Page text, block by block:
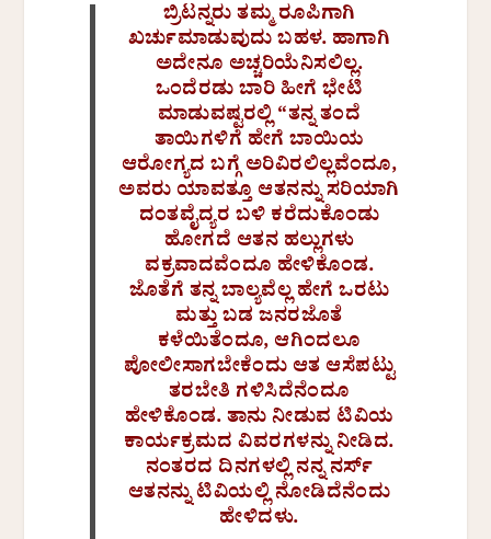
ಬ್ರಿಟನ್ನರು ತಮ್ಮ ರೂಪಿಗಾಗಿ
ಖರ್ಚುಮಾಡುವುದು ಬಹಳ. ಹಾಗಾಗಿ
ಅದೇನೂ ಅಚ್ಚರಿಯೆನಿಸಲಿಲ್ಲ.
ಒಂದೆರಡು ಬಾರಿ ಹೀಗೆ ಭೇಟಿ
ಮಾಡುವಷ್ಟರಲ್ಲಿ “ತನ್ನ ತಂದೆ
ತಾಯಿಗಳಿಗೆ ಹೇಗೆ ಬಾಯಿಯ
ಆರೋಗ್ಯದ ಬಗ್ಗೆ ಅರಿವಿರಲಿಲ್ಲವೆಂದೂ,
ಅವರು ಯಾವತ್ತೂ ಆತನನ್ನು ಸರಿಯಾಗಿ
ದಂತವೈದ್ಯರ ಬಳಿ ಕರೆದುಕೊಂಡು
ಹೋಗದೆ ಆತನ ಹಲ್ಲುಗಳು
ವಕ್ರವಾದವೆಂದೂ ಹೇಳಿಕೊಂಡ.
ಜೊತೆಗೆ ತನ್ನ ಬಾಲ್ಯವೆಲ್ಲ ಹೇಗೆ ಒರಟು
ಮತ್ತು ಬಡ ಜನರಜೊತೆ
ಕಳೆಯಿತೆಂದೂ, ಆಗಿಂದಲೂ
ಪೋಲೀಸಾಗಬೇಕೆಂದು ಆತ ಆಸೆಪಟ್ಟು
ತರಬೇತಿ ಗಳಿಸಿದೆನೆಂದೂ
ಹೇಳಿಕೊಂಡ. ತಾನು ನೀಡುವ ಟಿವಿಯ
ಕಾರ್ಯಕ್ರಮದ ವಿವರಗಳನ್ನು ನೀಡಿದ.
ನಂತರದ ದಿನಗಳಲ್ಲಿ ನನ್ನ ನರ್ಸ್
ಆತನನ್ನು ಟಿವಿಯಲ್ಲಿ ನೋಡಿದೆನೆಂದು
ಹೇಳಿದಳು.